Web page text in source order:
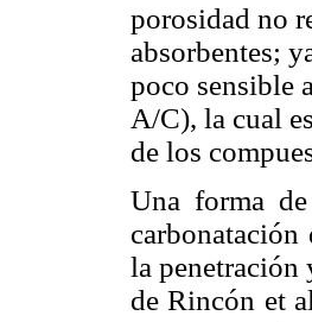
porosidad no
absorbentes;
poco sensible
A/C), la cual
de los
Una forma
la penetración
de Rincón et